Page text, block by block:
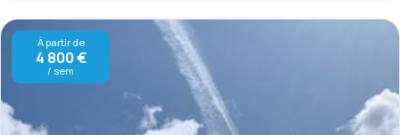
À partir de
4 800 €
/ sem